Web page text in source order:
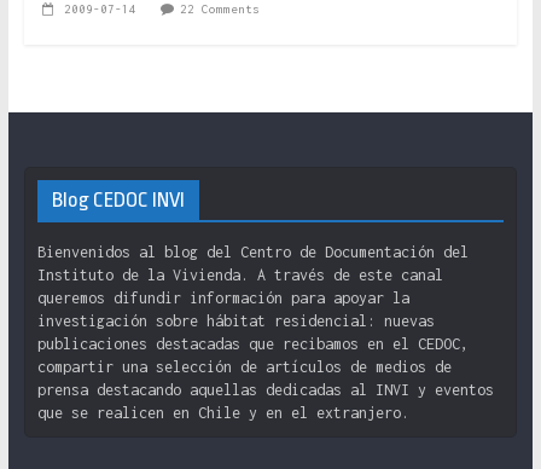
2009-07-14 22 Comments
Blog CEDOC INVI
Bienvenidos al blog del Centro de Documentación del
Instituto de la Vivienda. A través de este canal
queremos difundir información para apoyar la
investigación sobre hábitat residencial: nuevas
publicaciones destacadas que recibamos en el CEDOC,
compartir una selección de artículos de medios de
prensa destacando aquellas dedicadas al INVI y eventos
que se realicen en Chile y en el extranjero.